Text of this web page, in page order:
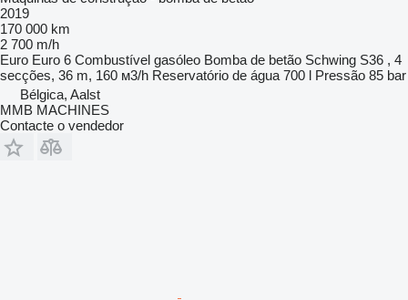
2019
170 000 km
2 700 m/h
Euro Euro 6 Combustível gasóleo Bomba de betão Schwing S36 , 4
secções, 36 m, 160 м3/h Reservatório de água 700 l Pressão 85 bar
Bélgica, Aalst
MMB MACHINES
Contacte o vendedor